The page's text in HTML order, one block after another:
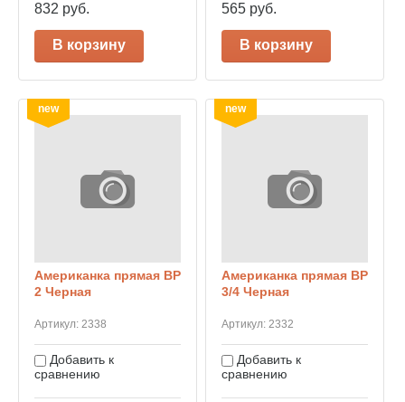
832 руб.
В корзину
565 руб.
В корзину
new
Американка прямая ВР
2 Черная
Артикул: 2338
Добавить к
сравнению
new
Американка прямая ВР
3/4 Черная
Артикул:2332
Добавить к
сравнению